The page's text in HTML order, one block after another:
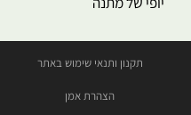
תקנון ותנאי שימוש באתר
הצהרת אמן